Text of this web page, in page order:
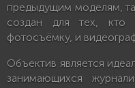
предыдущим моделям,
создан для тех, кто
фотосъёмку, и
Объектив является
занимающихся